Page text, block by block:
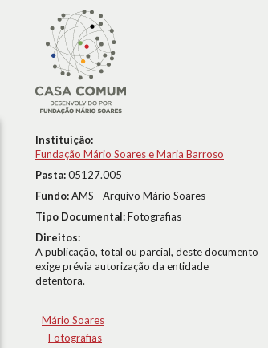
Instituição:
Fundação Mário Soares e Maria Barroso
Pasta:05127.005
Fundo:AMS - Arquivo Mário Soares
Tipo Documental:Fotografias
Direitos:
A publicação, total ou parcial, deste documento
exige prévia autorização da entidade
detentora.
Mário Soares
Fotografias